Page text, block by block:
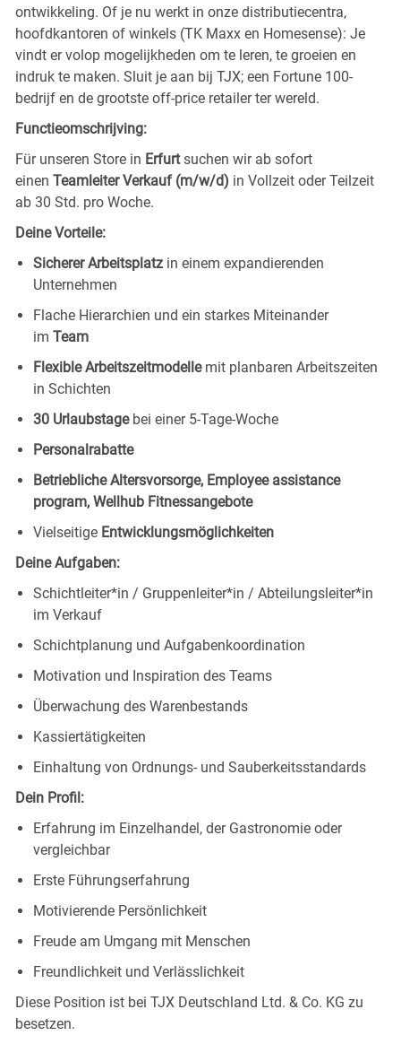
ontwikkeling. Of je nu werkt in onze distributiecentra,
hoofdkantoren of winkels (TK Maxx en Homesense): Je
vindt er volop mogelijkheden om te leren, te groeien en
indruk te maken. Sluit je aan bij TJX; een Fortune 100-
bedrijf en de grootste off-price retailer ter wereld.
Functieomschrijving:
Für unseren Store in Erfurtsuchen wir ab sofort
einen Teamleiter Verkauf (m/w/d) in Vollzeit oder Teilzeit
ab 30 Std. pro Woche.
Deine Vorteile:
Sicherer Arbeitsplatz in einem expandierenden
Unternehmen
Flache Hierarchien und ein starkes Miteinander
im Team
Flexible Arbeitszeitmodelle mit planbaren Arbeitszeiten
in Schichten
30 Urlaubstage bei einer 5-Tage-Woche
Personalrabatte
Betriebliche Altersvorsorge, Employee assistance
program, Wellhub Fitnessangebote
Vielseitige Entwicklungsmöglichkeiten
Deine Aufgaben:
Schichtleiter*in / Gruppenleiter*in / Abteilungsleiter*in
im Verkauf
Schichtplanung und Aufgabenkoordination
Motivation und Inspiration des Teams
Überwachung des Warenbestands
Kassiertätigkeiten
Einhaltung von Ordnungs- und Sauberkeitsstandards
Dein Profil:
Erfahrung im Einzelhandel, der Gastronomie oder
vergleichbar
Erste Führungserfahrung
Motivierende Persönlichkeit
Freude am Umgang mit Menschen
Freundlichkeit und Verlässlichkeit
Diese Position ist bei TJX Deutschland Ltd. & Co. KG zu
besetzen.